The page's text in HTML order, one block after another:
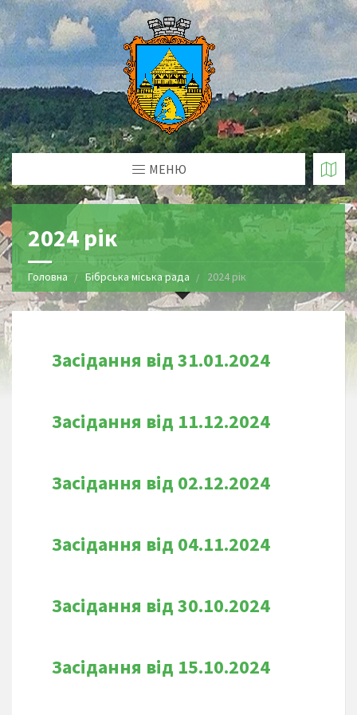
МЕНЮ
2024 рік
Головна Бібрська міська рада 2024 рік
Засідання від 31.01.2024
Засідання від 11.12.2024
Засідання від 02.12.2024
Засідання від 04.11.2024
Засідання від 30.10.2024
Засідання від 15.10.2024